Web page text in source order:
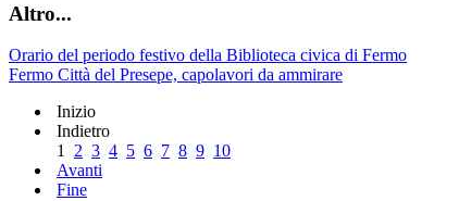
Altro...
Orario del periodo festivo della Biblioteca civica di Fermo
Fermo Città del Presepe, capolavori da ammirare
Inizio
Indietro
1
2 3 4 5 6 7 8 9 10
Avanti
Fine